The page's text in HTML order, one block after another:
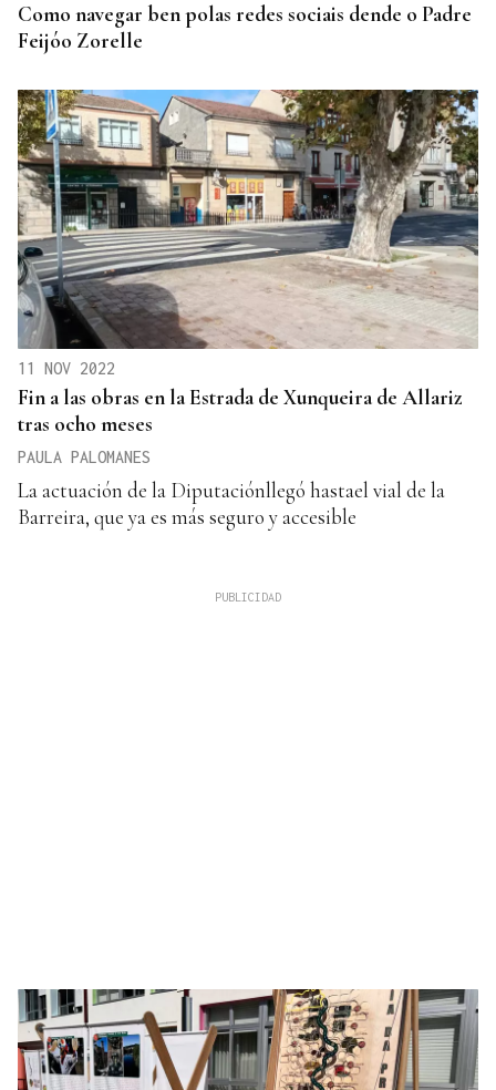
Como navegar ben polas redes sociais dende o Padre
Feijóo Zorelle
11 NOV 2022
Fin a las obras en la Estrada de Xunqueira de Allariz
tras ocho meses
PAULA PALOMANES
La actuación de la Diputaciónllegó hastael vial de la
Barreira, que ya es más seguro y accesible